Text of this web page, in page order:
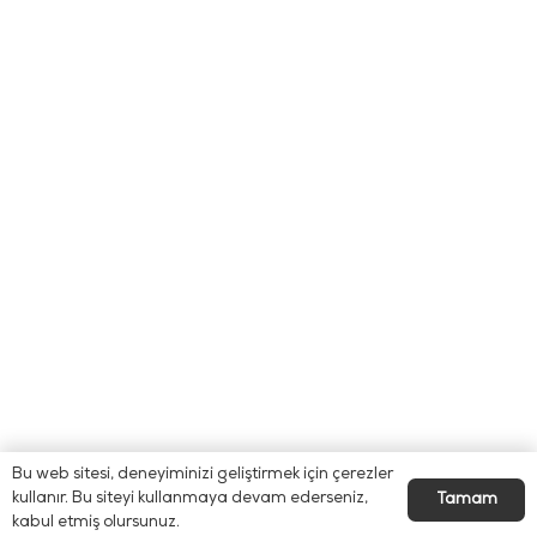
Bu web sitesi, deneyiminizi geliştirmek için çerezler
kullanır. Bu siteyi kullanmaya devam ederseniz,
kabul etmiş olursunuz.
Tamam